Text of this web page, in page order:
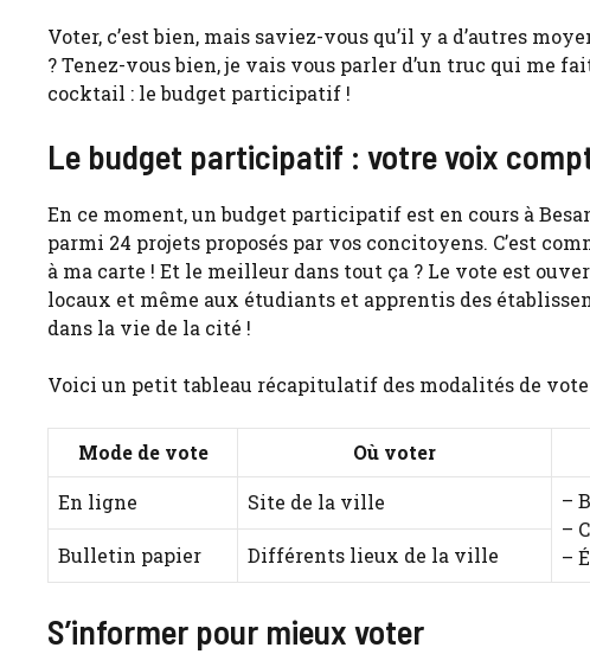
Voter, c’est bien, mais saviez-vous qu’il y a d’autres
? Tenez-vous bien, je vais vous parler d’un truc qui me
cocktail : le budget participatif !
Le budget participatif : votre voix
En ce moment, un budget participatif est en cours à
parmi 24 projets proposés par vos concitoyens. C’est
à ma carte ! Et le meilleur dans tout ça ? Le vote est
locaux et même aux étudiants et apprentis des
dans la vie de la cité !
Voici un petit tableau récapitulatif des modalités de
Mode de vote Où voter
En ligne
Site de la ville
–
–
–
Bulletin papier Différents lieux de la ville
S’informer pour mieux voter